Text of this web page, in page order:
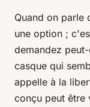
Quand on parle
une option ;
demandez
casque qui
appelle à la
conçu peut être